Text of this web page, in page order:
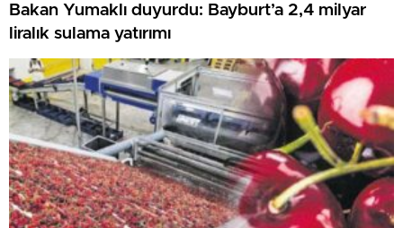
Bakan Yumaklı duyurdu: Bayburt’a 2,4 milyar
liralık sulama yatırımı